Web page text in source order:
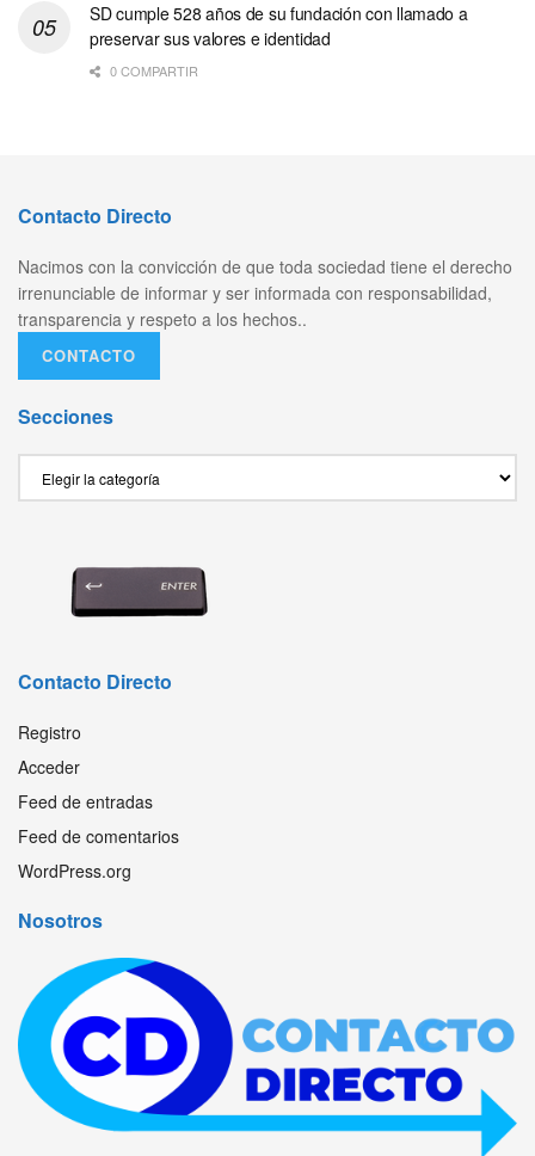
SD cumple 528 años de su fundación con llamado a
preservar sus valores e identidad
0 COMPARTIR
Contacto Directo
Nacimos con la convicción de que toda sociedad tiene el derecho
irrenunciable de informar y ser informada con responsabilidad,
transparencia y respeto a los hechos..
CONTACTO
Secciones
Contacto Directo
Registro
Acceder
Feed de entradas
Feed de comentarios
WordPress.org
Nosotros